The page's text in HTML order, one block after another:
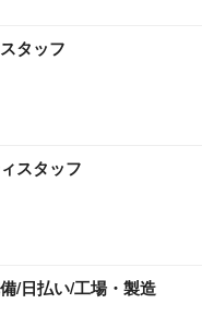
タッフ
スタッフ
/日払い/工場・製造